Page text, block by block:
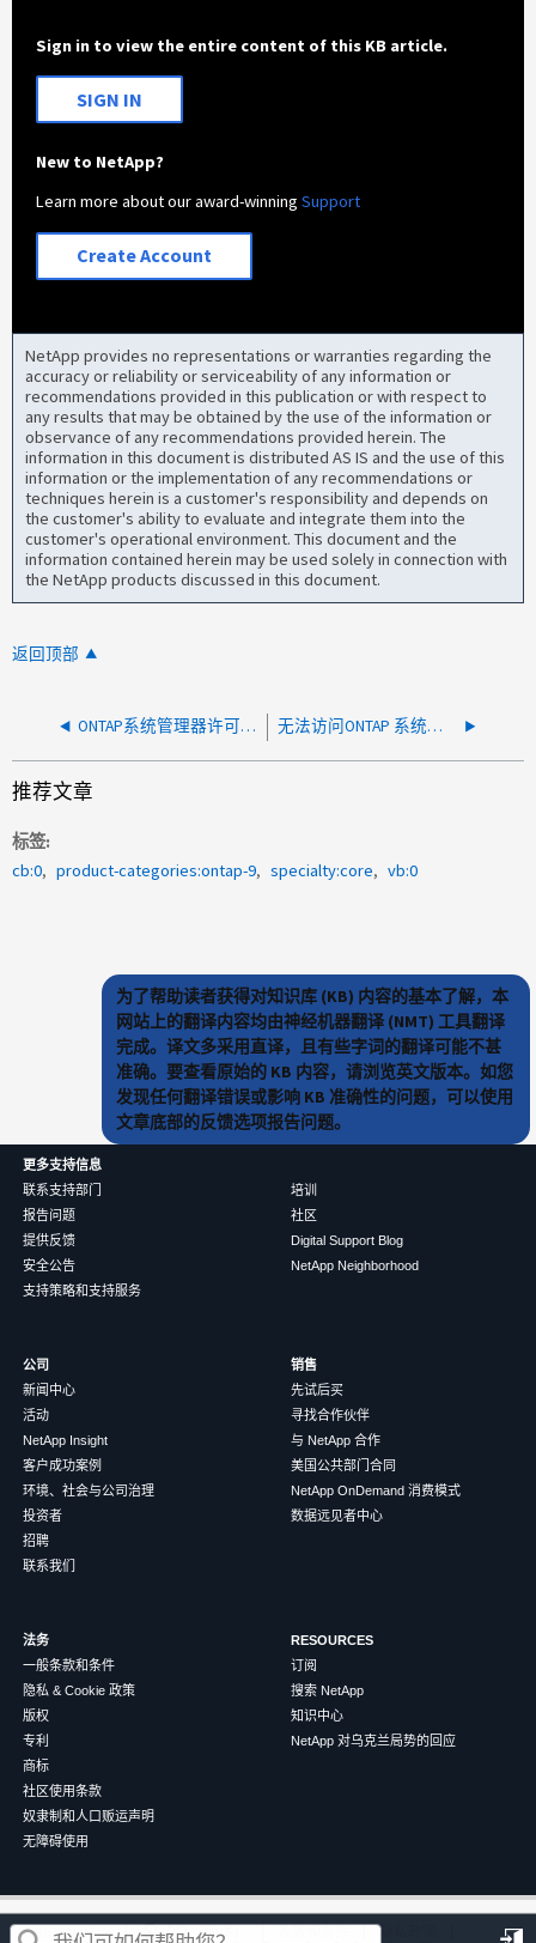
Sign in to view the entire content of this KB article.
SIGN IN
New to NetApp?
Learn more about our award-winningSupport
Create Account
NetApp provides no representations or warranties regarding the
accuracy or reliability or serviceability of any information or
recommendations provided in this publication or with respect to
any results that may be obtained by the use of the information or
observance of any recommendations provided herein. The
information in this document is distributed AS IS and the use of this
information or the implementation of any recommendations or
techniques herein is a customer's responsibility and depends on
the customer's ability to evaluate and integrate them into the
customer's operational environment. This document and the
information contained herein may be used solely in connection with
the NetApp products discussed in this document.
返回顶部
ONTAP系统管理器许可证不合规 无法访问ONTAP 系统管理器
这篇文章对您有帮助吗？
推荐文章
标签
cb:0
product-categories:ontap-9 specialty:core vb:0
为了帮助读者获得对知识库 (KB) 内容的基本了解，本
网站上的翻译内容均由神经机器翻译 (NMT) 工具翻译
完成。译文多采用直译，且有些字词的翻译可能不甚
准确。要查看原始的 KB 内容，请浏览英文版本。如您
发现任何翻译错误或影响 KB 准确性的问题，可以使用
文章底部的反馈选项报告问题。
更多支持信息
联系支持部门
报告问题
提供反馈
安全公告
支持策略和支持服务
培训
社区
Digital Support Blog
NetApp Neighborhood
公司
新闻中心
活动
NetApp Insight
客户成功案例
环境、社会与公司治理
投资者
招聘
联系我们
销售
先试后买
寻找合作伙伴
与 NetApp 合作
美国公共部门合同
NetApp OnDemand 消费模式
数据远见者中心
法务
一般条款和条件
隐私 & Cookie 政策
版权
专利
商标
社区使用条款
奴隶制和人口贩运声明
无障碍使用
RESOURCES
订阅
搜索 NetApp
知识中心
NetApp 对乌克兰局势的回应
©2026NetApp 中文（简体） 条款和条件
隐私政策